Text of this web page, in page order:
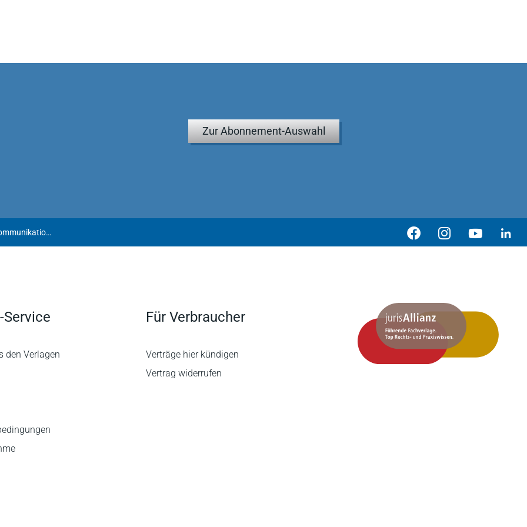
Verspätung massive Regelungsdefizite aufweist ... eine
und Telemedien-Datenschutzrecht ... sondern eine
und die Informationsfreiheit Baden-Württemberg, in:
Zur Abonnement-Auswahl
Schwartmann/Jaspers/Eckhardt | TTDSG – Telekommunikation-Telemedien-Datenschutz-Gesetz
Service
den Verlagen
Für Verbraucher
Verträge hier kündigen
Vertrag widerrufen